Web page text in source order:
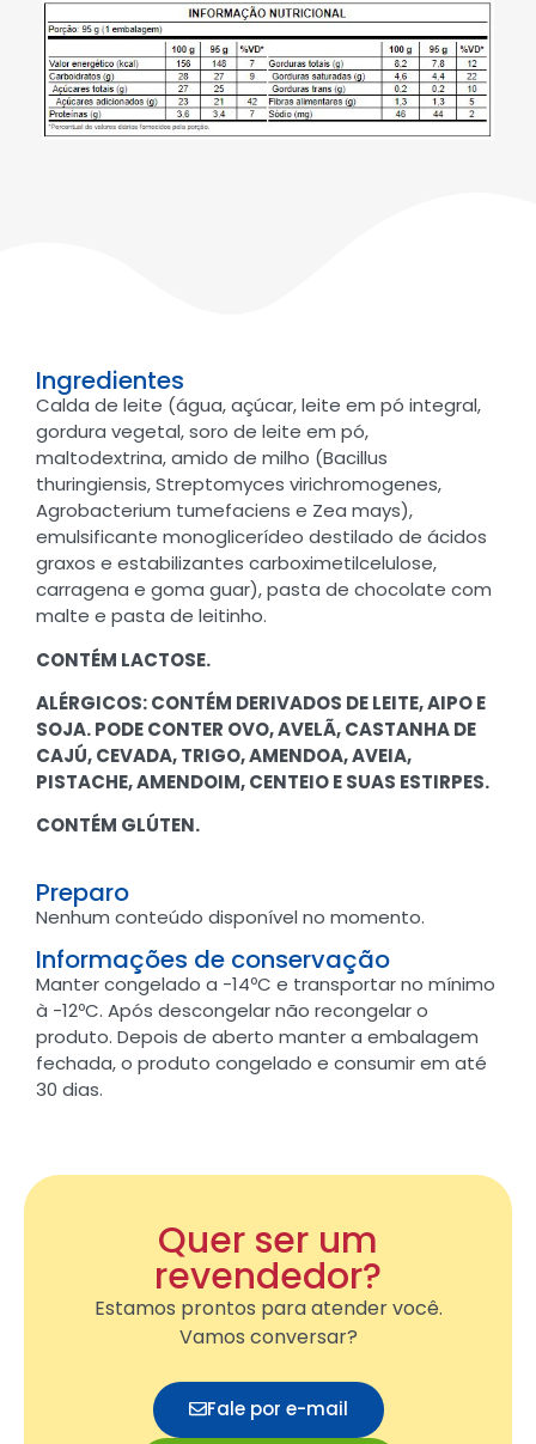
Ingredientes
Calda de leite (água, açúcar, leite em pó integral,
gordura vegetal, soro de leite em pó,
maltodextrina, amido de milho (Bacillus
thuringiensis, Streptomyces virichromogenes,
Agrobacterium tumefaciens e Zea mays),
emulsificante monoglicerídeo destilado de ácidos
graxos e estabilizantes carboximetilcelulose,
carragena e goma guar), pasta de chocolate com
malte e pasta de leitinho.
CONTÉM LACTOSE.
ALÉRGICOS: CONTÉM DERIVADOS DE LEITE, AIPO E
SOJA. PODE CONTER OVO, AVELÃ, CASTANHA DE
CAJÚ, CEVADA, TRIGO, AMENDOA, AVEIA,
PISTACHE, AMENDOIM, CENTEIO E SUAS ESTIRPES.
CONTÉM GLÚTEN.
Preparo
Nenhum conteúdo disponível no momento.
Informações de conservação
Manter congelado a -14ºC e transportar no mínimo
à -12ºC. Após descongelar não recongelar o
produto. Depois de aberto manter a embalagem
fechada, o produto congelado e consumir em até
30 dias.
Quer ser um
revendedor?
Estamos prontos para atender você.
Vamos conversar?
Fale por e-mail